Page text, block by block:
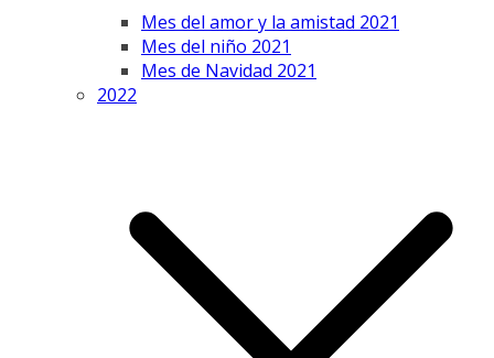
Mes del amor y la amistad 2021
Mes del niño 2021
Mes de Navidad 2021
2022